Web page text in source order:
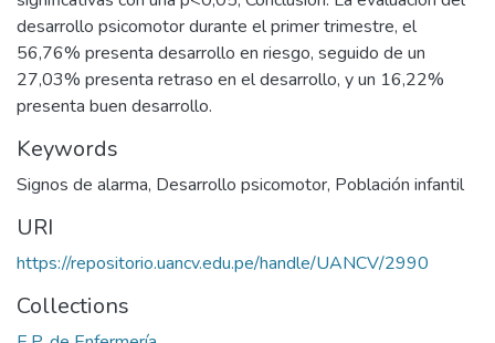
desarrollo psicomotor durante el primer trimestre, el
56,76% presenta desarrollo en riesgo, seguido de un
27,03% presenta retraso en el desarrollo, y un 16,22%
presenta buen desarrollo.
Keywords
Signos de alarma, Desarrollo psicomotor, Población infantil
URI
https://repositorio.uancv.edu.pe/handle/UANCV/2990
Collections